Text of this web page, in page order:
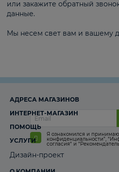
или закажите обратный
данные.
Мы несем свет вам и вашему
Я ознакомился и
конфиденциальности”,
согласия“ и
АДРЕСА МАГАЗИНОВ
ИНТЕРНЕТ-МАГАЗИН
ПОМОЩЬ
УСЛУГИ
Дизайн-проект